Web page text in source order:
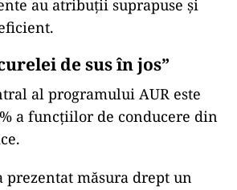
au atribuții suprapuse și
de sus în jos”
al programului AUR este
a funcțiilor de conducere din
prezentat măsura drept un